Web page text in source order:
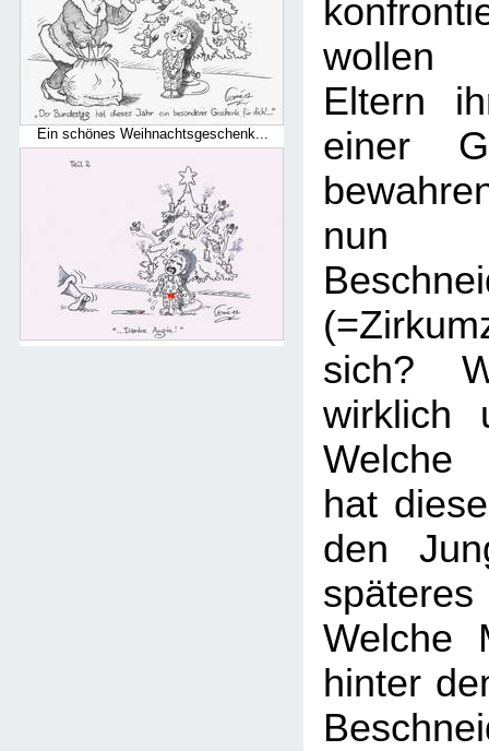
Ein schönes Weihnachtsgeschenk...
wollen
Eltern
einer
nun
sich?
wirklich
Welche
hat
den
Welche
hinter